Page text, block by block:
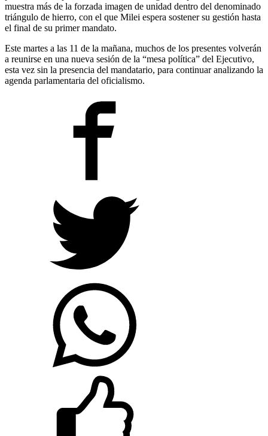
muestra más de la forzada imagen de unidad dentro del denominado
triángulo de hierro, con el que Milei espera sostener su gestión hasta
el final de su primer mandato.
Este martes a las 11 de la mañana, muchos de los presentes volverán
a reunirse en una nueva sesión de la “mesa política” del Ejecutivo,
esta vez sin la presencia del mandatario, para continuar analizando la
agenda parlamentaria del oficialismo.